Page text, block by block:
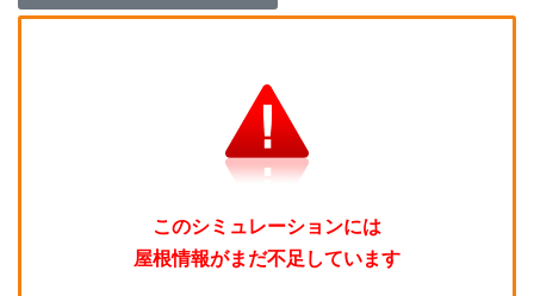
このシミュレーションには
屋根情報がまだ不足しています